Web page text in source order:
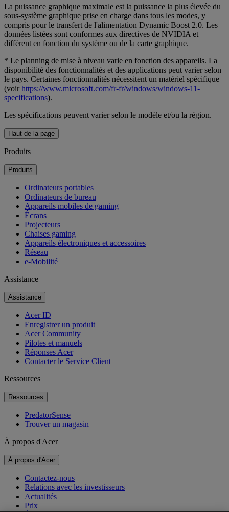
La puissance graphique maximale est la puissance la plus élevée du
sous-système graphique prise en charge dans tous les modes, y
compris pour le transfert de l'alimentation Dynamic Boost 2.0. Les
données listées sont conformes aux directives de NVIDIA et
diffèrent en fonction du système ou de la carte graphique.
* Le planning de mise à niveau varie en fonction des appareils. La
disponibilité des fonctionnalités et des applications peut varier selon
le pays. Certaines fonctionnalités nécessitent un matériel spécifique
(voirhttps://www.microsoft.com/fr-fr/windows/windows-11-
specifications).
Les spécifications peuvent varier selon le modèle et/ou la région.
Haut de la page
Produits
Produits
Ordinateurs portables
Ordinateurs de bureau
Appareils mobiles de gaming
Écrans
Projecteurs
Chaises gaming
Appareils électroniques et accessoires
Réseau
e-Mobilité
Assistance
Assistance
Acer ID
Enregistrer un produit
Acer Community
Pilotes et manuels
Réponses Acer
Contacter le Service Client
Ressources
Ressources
PredatorSense
Trouver un magasin
À propos d'Acer
À propos d'Acer
Contactez-nous
Relations avec les investisseurs
Actualités
Prix